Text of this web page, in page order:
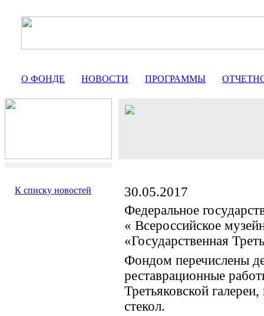
О ФОНДЕ НОВОСТИ ПРОГРАММЫ
К списку новостей
30.05.2017
Федеральное
« Всероссийское
«Государственная
Фондом перечислены
реставрационные
Третьяковской
стекол.